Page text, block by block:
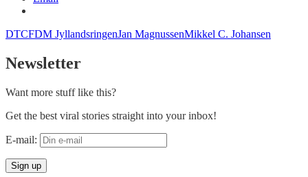
DTCFDM JyllandsringenJan MagnussenMikkel C. Johansen
Newsletter
Want more stuff like this?
Get the best viral stories straight into your inbox!
E-mail: